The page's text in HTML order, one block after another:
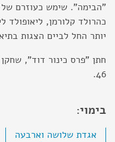
"הבימה". שימש כעוזרם
כהרולד קלורמן, ליאופולד
יותר החל לביים הצגות
46.
בימוי:
אגדת שלושה וארבעה